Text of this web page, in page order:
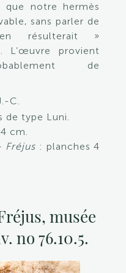
que notre hermès
sans parler de
en résulterait »
L’œuvre provient
de
C.
de type Luni.
cm.
Fréjus: planches 4
musée
no 76.10.5.